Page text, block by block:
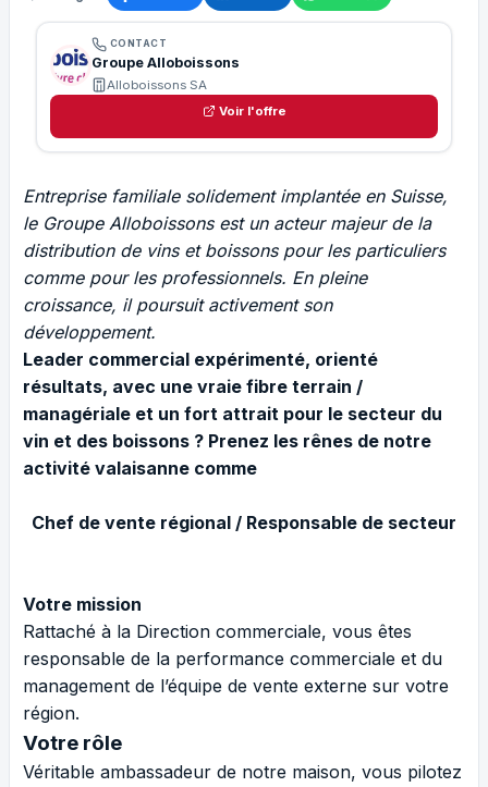
CONTACT
Groupe Alloboissons
Alloboissons SA
Voir l'offre
Entreprise familiale solidement implantée en Suisse,
le Groupe Alloboissons est un acteur majeur de la
distribution de vins et boissons pour les particuliers
comme pour les professionnels. En pleine
croissance, il poursuit activement son
développement.
Leader commercial expérimenté, orienté
résultats, avec une vraie fibre terrain /
managériale et un fort attrait pour le secteur du
vin et des boissons ? Prenez les rênes de notre
activité valaisanne comme
Chef de vente régional / Responsable de secteur
Votre mission
Rattaché à la Direction commerciale, vous êtes
responsable de la performance commerciale et du
management de l’équipe de vente externe sur votre
région.
Votre rôle
Véritable ambassadeur de notre maison, vous pilotez